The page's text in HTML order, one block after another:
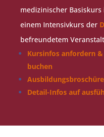
medizinischer
einem Intensivkurs der
befreundetem
Kursinfos anfordern
buchen
Ausbildungsbroschüre
Detail-Infos auf